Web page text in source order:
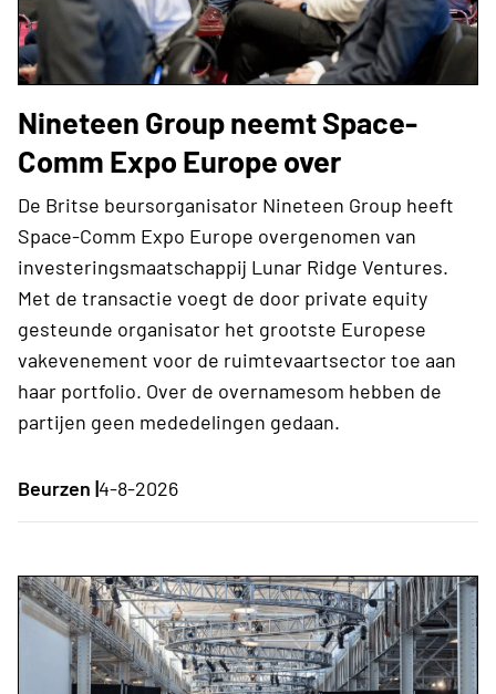
Nineteen Group neemt Space-
Comm Expo Europe over
De Britse beursorganisator Nineteen Group heeft
Space-Comm Expo Europe overgenomen van
investeringsmaatschappij Lunar Ridge Ventures.
Met de transactie voegt de door private equity
gesteunde organisator het grootste Europese
vakevenement voor de ruimtevaartsector toe aan
haar portfolio. Over de overnamesom hebben de
partijen geen mededelingen gedaan.
Beurzen |4-8-2026